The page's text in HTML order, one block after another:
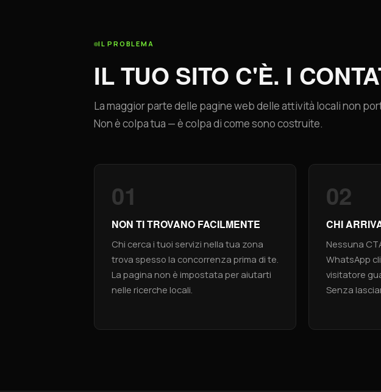
IL PROBLEMA
IL TUO SITO C'È. I
La maggior parte delle pagine web delle attività locali non
Non è colpa tua — è colpa di come sono costruite.
01
NON TI TROVANO FACILMENTE
Chi cerca i tuoi servizi nella tua zona
trova spesso la concorrenza prima di te.
La pagina non è impostata per aiutarti
nelle ricerche locali.
02
CHI
Nessuna
WhatsApp
visitatore
Senza